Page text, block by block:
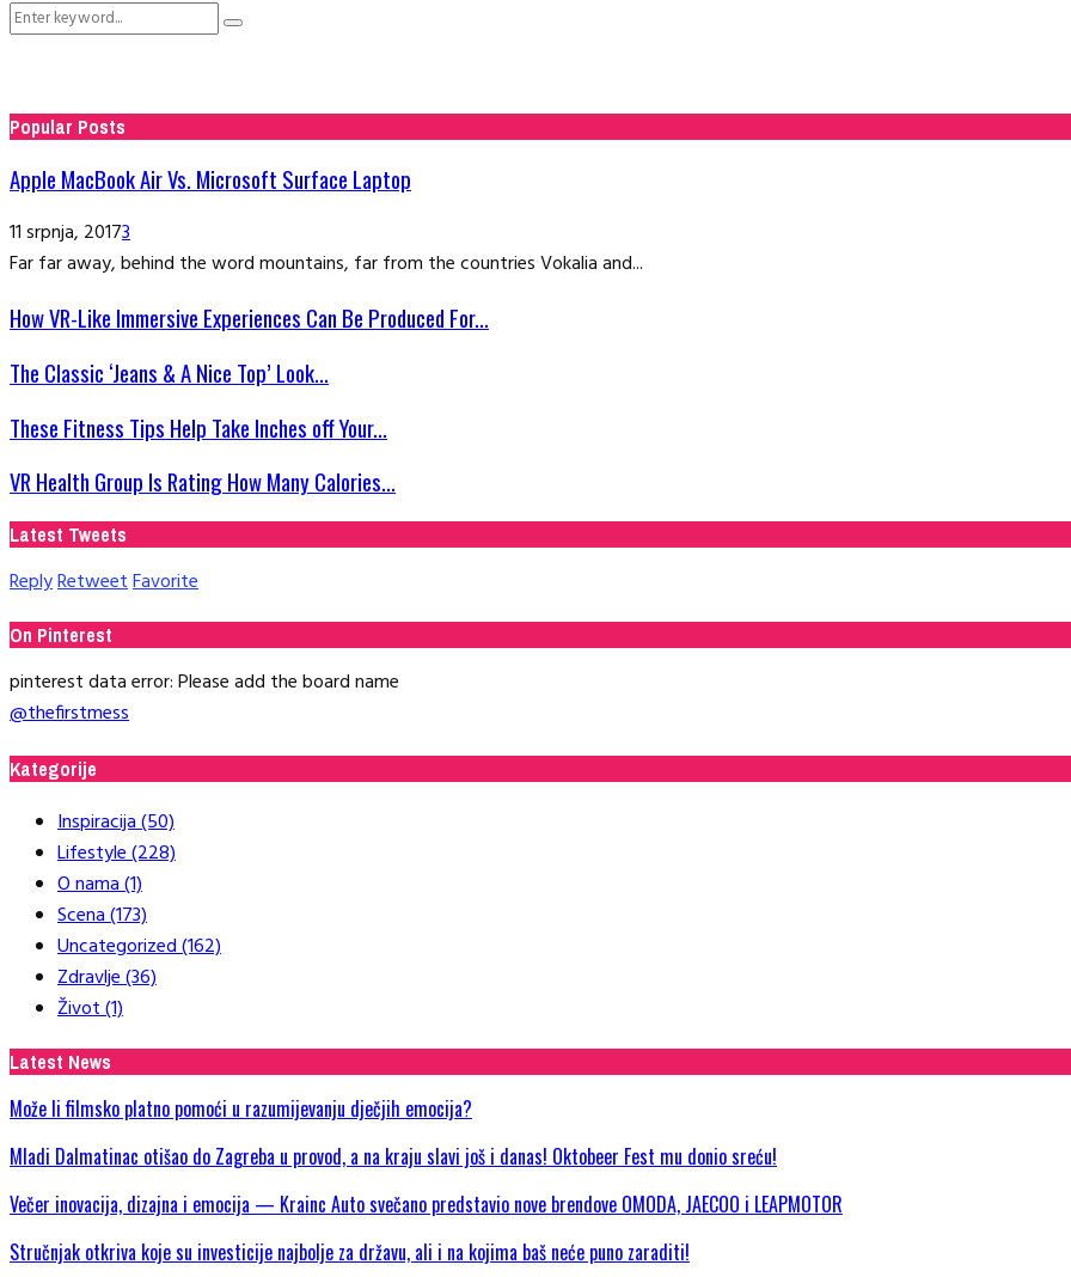
Search
Search
Popular Posts
Apple MacBook Air Vs. Microsoft Surface Laptop
11 srpnja, 20173
Far far away, behind the word mountains, far from the countries Vokalia and...
How VR-Like Immersive Experiences Can Be Produced For...
The Classic ‘Jeans & A Nice Top’ Look...
These Fitness Tips Help Take Inches off Your...
VR Health Group Is Rating How Many Calories...
Latest Tweets
ReplyRetweetFavorite
On Pinterest
pinterest data error: Please add the board name
@thefirstmess
Kategorije
Inspiracija(50)
Lifestyle(228)
O nama(1)
Scena(173)
Uncategorized(162)
Zdravlje(36)
Život(1)
Latest News
Može li filmsko platno pomoći u razumijevanju dječjih emocija?
Mladi Dalmatinac otišao do Zagreba u provod, a na kraju slavi još i danas! Oktobeer Fest mu donio sreću!
Večer inovacija, dizajna i emocija — Krainc Auto svečano predstavio nove brendove OMODA, JAECOO i LEAPMOTOR
Stručnjak otkriva koje su investicije najbolje za državu, ali i na kojima baš neće puno zaraditi!